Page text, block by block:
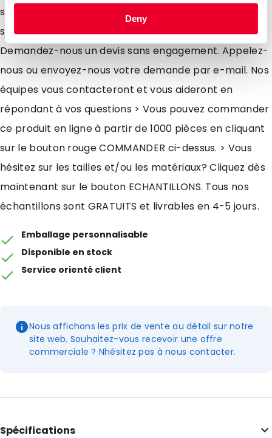
Deny
sachez que nous pouvons les personnaliser si vous
souhaitez un autre format ou imprimer votre logo.
Demandez-nous un devis sans engagement. Appelez-
nous ou envoyez-nous votre demande par e-mail. Nos
équipes vous contacteront et vous aideront en
répondant à vos questions > Vous pouvez commander
ce produit en ligne à partir de 1000 pièces en cliquant
sur le bouton rouge COMMANDER ci-dessus. > Vous
hésitez sur les tailles et/ou les matériaux? Cliquez dès
maintenant sur le bouton ECHANTILLONS. Tous nos
échantillons sont GRATUITS et livrables en 4-5 jours.
Emballage personnalisable
Disponible en stock
Service orienté client
Nous affichons les prix de vente au détail sur notre
site web. Souhaitez-vous recevoir une offre
commerciale ? Nhésitez pas à nous contacter.
Spécifications